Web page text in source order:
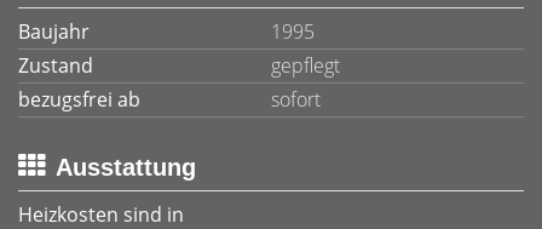
Baujahr
1995
Zustand
gepflegt
bezugsfrei ab
sofort
Ausstattung
Heizkosten sind in